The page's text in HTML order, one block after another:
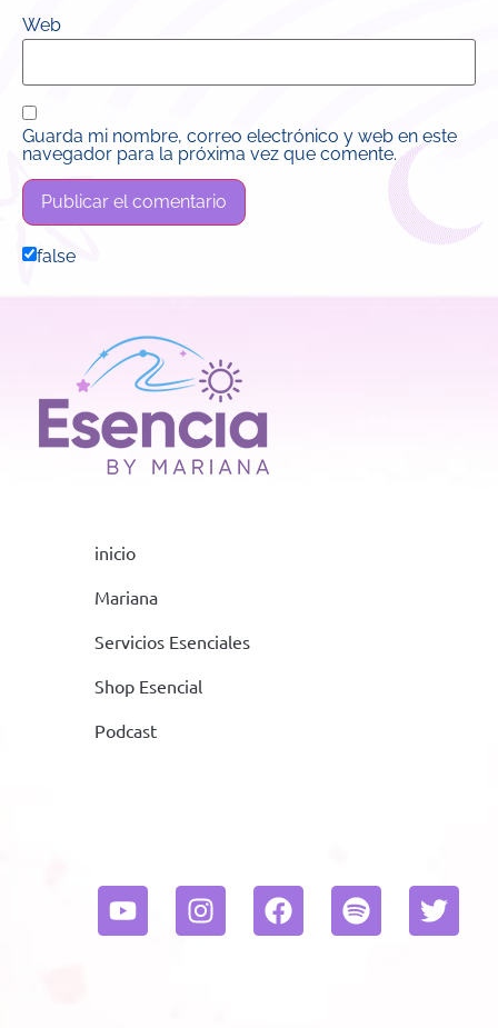
Web
Guarda mi nombre, correo electrónico y web en este
navegador para la próxima vez que comente.
false
inicio
Mariana
Servicios Esenciales
Shop Esencial
Podcast